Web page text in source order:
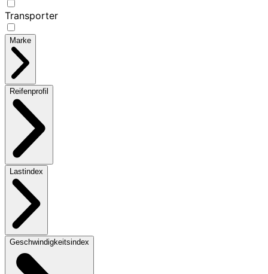
Transporter
Marke
Reifenprofil
Lastindex
Geschwindigkeitsindex